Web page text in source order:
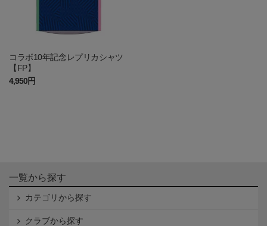
コラボ10年記念レプリカシャツ
【FP】
4,950円
一覧から探す
カテゴリから探す
クラブから探す